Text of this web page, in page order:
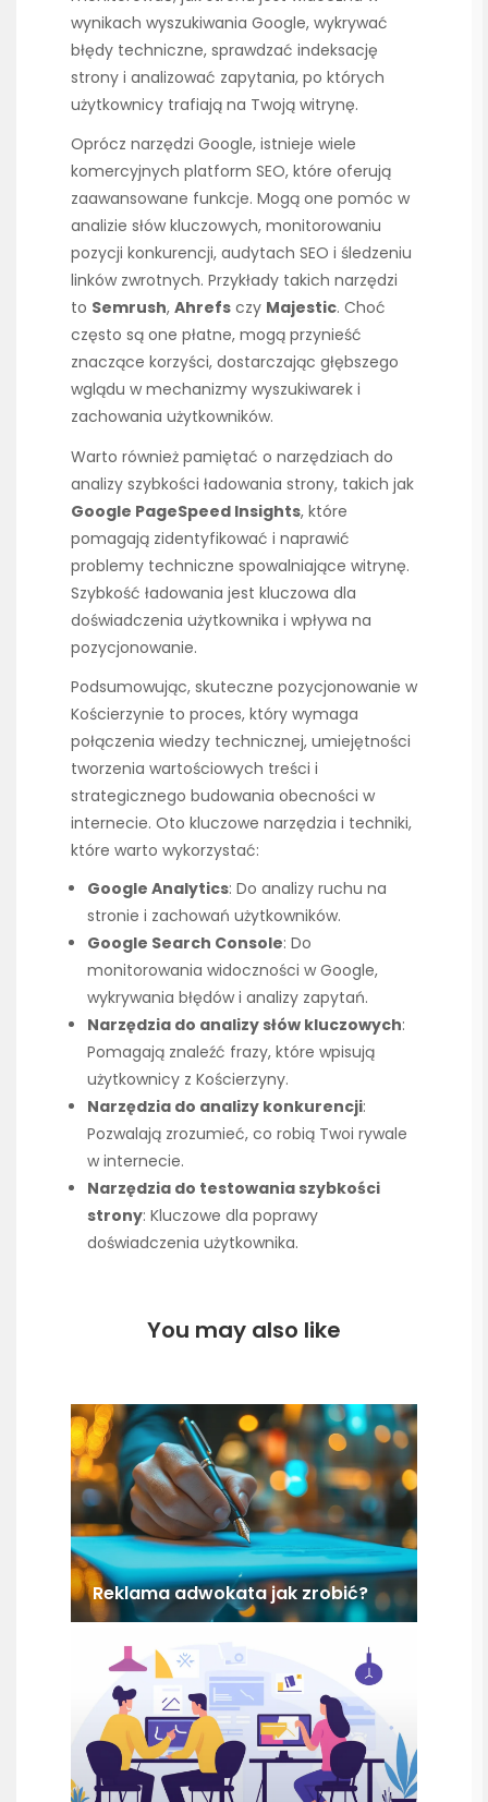
wynikach wyszukiwania Google, wykrywać
błędy techniczne, sprawdzać indeksację
strony i analizować zapytania, po których
użytkownicy trafiają na Twoją witrynę.
Oprócz narzędzi Google, istnieje wiele
komercyjnych platform SEO, które oferują
zaawansowane funkcje. Mogą one pomóc w
analizie słów kluczowych, monitorowaniu
pozycji konkurencji, audytach SEO i śledzeniu
linków zwrotnych. Przykłady takich narzędzi
to Semrush, Ahrefs czy Majestic. Choć
często są one płatne, mogą przynieść
znaczące korzyści, dostarczając głębszego
wglądu w mechanizmy wyszukiwarek i
zachowania użytkowników.
Warto również pamiętać o narzędziach do
analizy szybkości ładowania strony, takich jak
Google PageSpeed Insights, które
pomagają zidentyfikować i naprawić
problemy techniczne spowalniające witrynę.
Szybkość ładowania jest kluczowa dla
doświadczenia użytkownika i wpływa na
pozycjonowanie.
Podsumowując, skuteczne pozycjonowanie w
Kościerzynie to proces, który wymaga
połączenia wiedzy technicznej, umiejętności
tworzenia wartościowych treści i
strategicznego budowania obecności w
internecie. Oto kluczowe narzędzia i techniki,
które warto wykorzystać:
Google Analytics: Do analizy ruchu na
stronie i zachowań użytkowników.
Google Search Console: Do
monitorowania widoczności w Google,
wykrywania błędów i analizy zapytań.
Narzędzia do analizy słów kluczowych:
Pomagają znaleźć frazy, które wpisują
użytkownicy z Kościerzyny.
Narzędzia do analizy konkurencji:
Pozwalają zrozumieć, co robią Twoi rywale
w internecie.
Narzędzia do testowania szybkości
strony: Kluczowe dla poprawy
doświadczenia użytkownika.
You may also like
Reklama adwokata jak zrobić?